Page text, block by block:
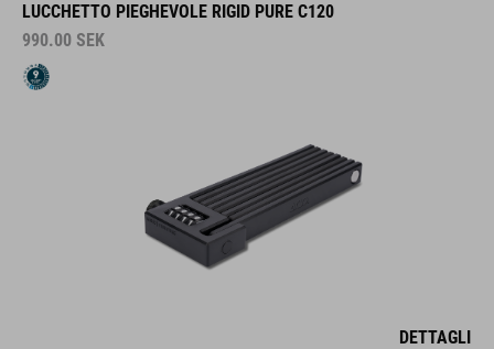
LUCCHETTO PIEGHEVOLE RIGID PURE C120
990.00 SEK
DETTAGLI